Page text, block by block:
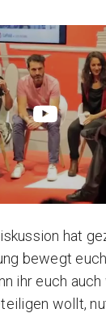
hat
bewegt
ihr euch
wollt,